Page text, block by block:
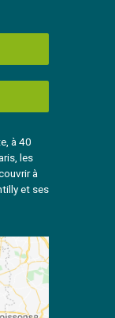
à 40
les
à
et ses